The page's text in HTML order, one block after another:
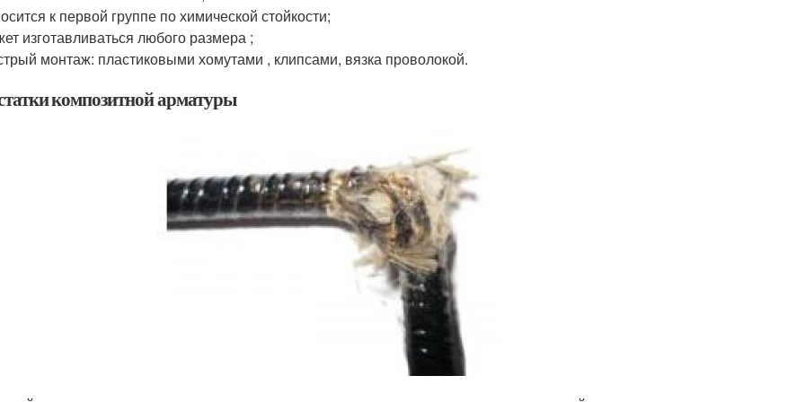
к первой группе по химической стойкости;
изготавливаться любого размера ;
монтаж: пластиковыми хомутами , клипсами, вязка проволокой.
композитной арматуры